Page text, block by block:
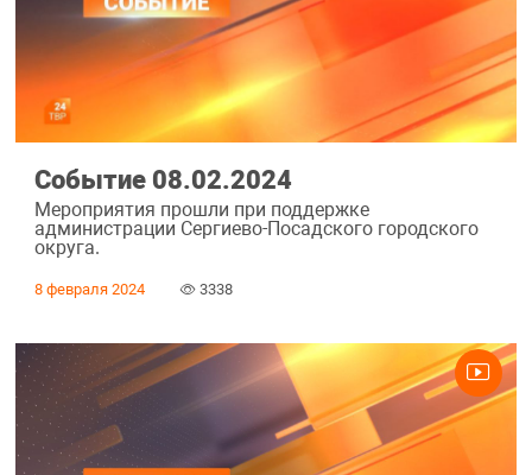
Событие 08.02.2024
Мероприятия прошли при поддержке
администрации Сергиево-Посадского городского
округа.
8 февраля 2024 3338